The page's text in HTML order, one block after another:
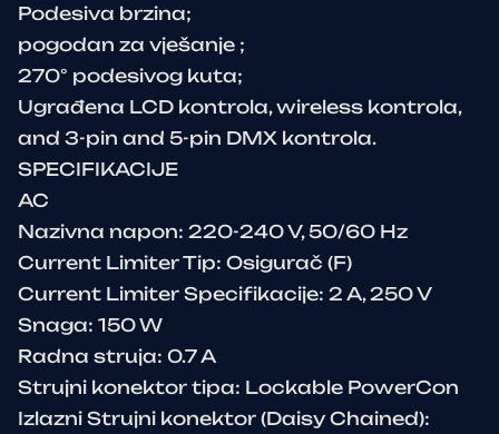
Podesiva brzina;
pogodan za vješanje ;
270° podesivog kuta;
Ugrađena LCD kontrola, wireless kontrola,
and 3-pin and 5-pin DMX kontrola.
SPECIFIKACIJE
AC
Nazivna napon: 220-240 V, 50/60 Hz
Current Limiter Tip: Osigurač (F)
Current Limiter Specifikacije: 2 A, 250 V
Snaga: 150 W
Radna struja: 0.7 A
Strujni konektor tipa: Lockable PowerCon
Izlazni Strujni konektor (Daisy Chained):